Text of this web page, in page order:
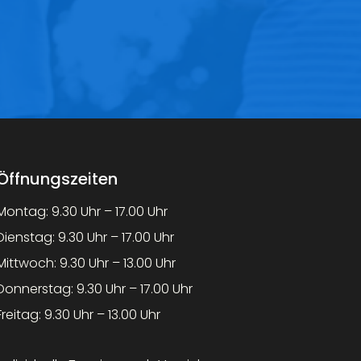
9.30 Uhr – 17.00 Uhr
9.30 Uhr – 17.00 Uhr
9.30 Uhr – 13.00 Uhr
9.30 Uhr – 17.00 Uhr
9.30 Uhr – 13.00 Uhr